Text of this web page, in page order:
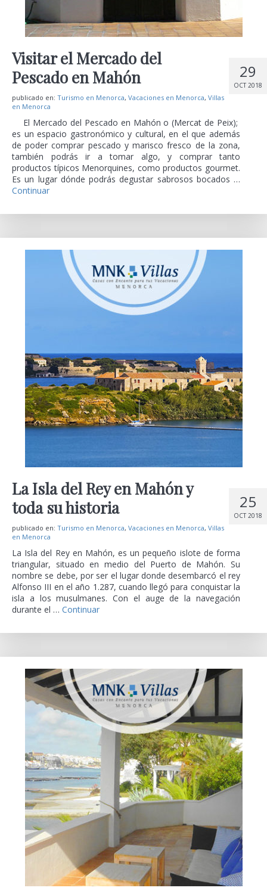
29
OCT 2018
Visitar el Mercado del
Pescado en Mahón
publicado en: Turismo en Menorca, Vacaciones en Menorca, Villas
en Menorca
El Mercado del Pescado en Mahón o (Mercat de Peix);
es un espacio gastronómico y cultural, en el que además
de poder comprar pescado y marisco fresco de la zona,
también podrás ir a tomar algo, y comprar tanto
productos típicos Menorquines, como productos gourmet.
Es un lugar dónde podrás degustar sabrosos bocados …
Continuar
25
OCT 2018
La Isla del Rey en Mahón y
toda su historia
publicado en: Turismo en Menorca, Vacaciones en Menorca, Villas
en Menorca
La Isla del Rey en Mahón, es un pequeño islote de forma
triangular, situado en medio del Puerto de Mahón. Su
nombre se debe, por ser el lugar donde desembarcó el rey
Alfonso III en el año 1.287, cuando llegó para conquistar la
isla a los musulmanes. Con el auge de la navegación
durante el … Continuar